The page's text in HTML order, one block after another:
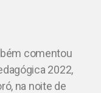
comentou
2022,
na noite de